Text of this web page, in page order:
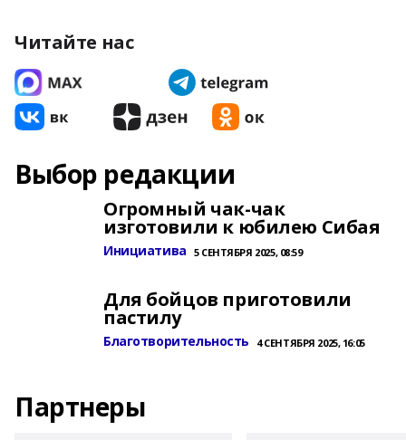
Читайте нас
Выбор редакции
Огромный чак-чак
изготовили к юбилею Сибая
Инициатива 5 СЕНТЯБРЯ 2025, 08:59
Для бойцов приготовили
пастилу
Благотворительность 4 СЕНТЯБРЯ 2025, 16:05
Партнеры